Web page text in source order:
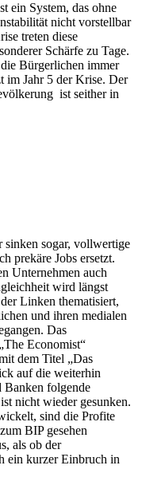
ein System, das ohne
nicht vorstellbar
treten diese
Schärfe zu Tage.
Bürgerlichen immer
im Jahr 5 der Krise. Der
ist seither in
sinken sogar, vollwertige
prekäre Jobs ersetzt.
Unternehmen auch
wird längst
Linken thematisiert,
und ihren medialen
Das
Economist“
dem Titel „Das
auf die weiterhin
Banken folgende
nicht wieder gesunken.
sind die Profite
BIP gesehen
als ob der
ein kurzer Einbruch in